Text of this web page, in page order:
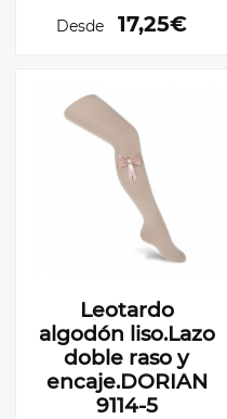
Desde 17,25€
Leotardo
algodón liso.Lazo
doble raso y
encaje.DORIAN
9114-5